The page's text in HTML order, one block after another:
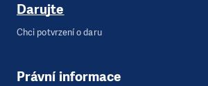
Darujte
Chci potvrzení o daru
Právní informace